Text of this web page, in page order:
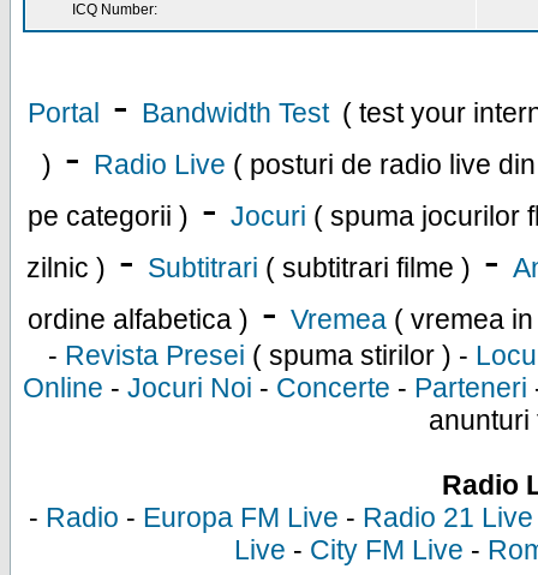
ICQ Number:
Portal - Bandwidth Test ( test your
) - Radio Live ( posturi de radio live
pe categorii ) - Jocuri ( spuma jocurilor
zilnic ) - Subtitrari ( subtitrari filme ) -
ordine alfabetica ) - Vremea ( vremea
- Revista Presei ( spuma stirilor ) -
Online - Jocuri Noi - Concerte - Parteneri
anunturi
Radio
- Radio - Europa FM Live - Radio 21 Live
Live - City FM Live -